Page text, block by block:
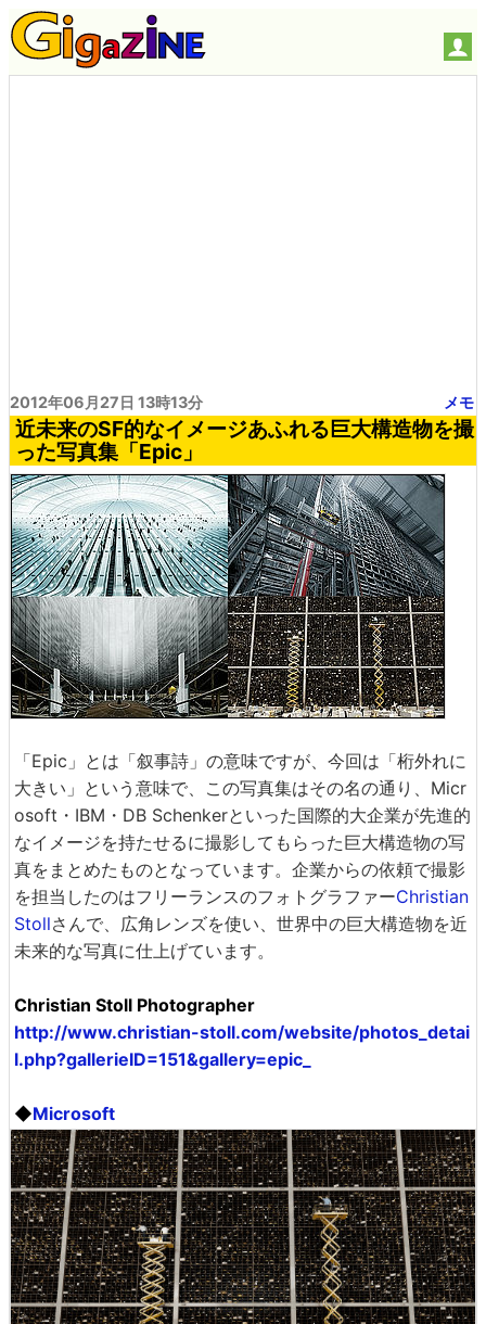
2012年06月27日 13時13分 メモ
近未来のSF的なイメージあふれる巨大構造物を撮
った写真集「Epic」
「Epic」とは「叙事詩」の意味ですが、今回は「桁外れに
大きい」という意味で、この写真集はその名の通り、Micr
osoft・IBM・DB Schenkerといった国際的大企業が先進的
なイメージを持たせるに撮影してもらった巨大構造物の写
真をまとめたものとなっています。企業からの依頼で撮影
を担当したのはフリーランスのフォトグラファーChristian
Stollさんで、広角レンズを使い、世界中の巨大構造物を近
未来的な写真に仕上げています。
Christian Stoll Photographer
http://www.christian-stoll.com/website/photos_detai
l.php?gallerieID=151&gallery=epic_
◆Microsoft